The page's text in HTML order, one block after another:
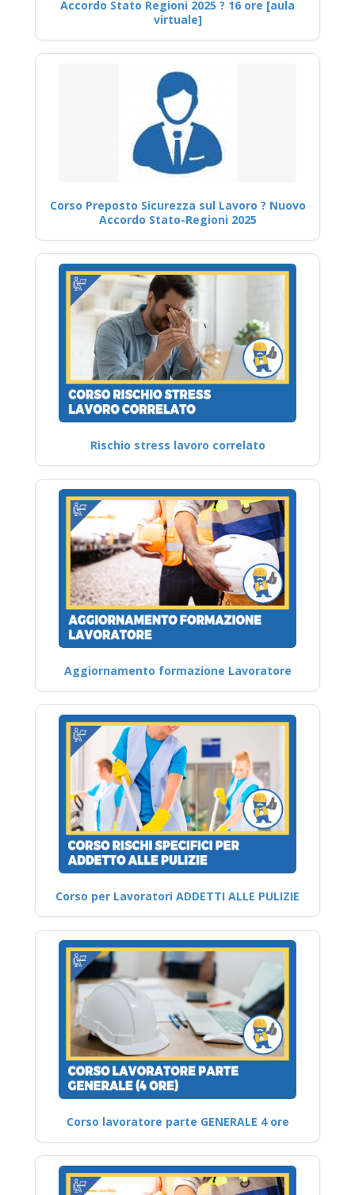
Accordo Stato Regioni 2025 ? 16 ore [aula
virtuale]
Corso Preposto Sicurezza sul Lavoro ? Nuovo
Accordo Stato-Regioni 2025
Rischio stress lavoro correlato
Aggiornamento formazione Lavoratore
Corso per Lavoratori ADDETTI ALLE PULIZIE
Corso lavoratore parte GENERALE 4 ore